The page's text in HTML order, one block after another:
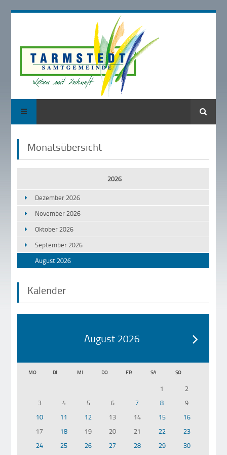
Suche
Monatsübersicht
2026
Dezember 2026
November 2026
Oktober 2026
September 2026
August 2026
Kalender
August 2026
MO DI MI DO FR SA SO
1
2
3
4 5 6 7 8
9
10
11 12 13 14 15
16
17
18 19 20 21 22
23
24
25 26 27 28 29 30